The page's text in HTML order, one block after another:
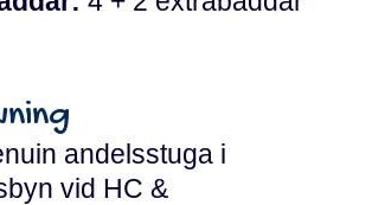
andelsstuga i
vid HC &